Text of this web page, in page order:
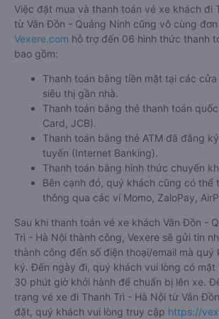
Việc đặt mua và thanh toán vé xe khách đi
từ Vân Đồn - Quảng Ninh cũng vô cùng
Vexere.com hỗ trợ đến 06 hình thức thanh
bao gồm:
Thanh toán bằng tiền mặt tại các
siêu thị gần nhà.
Thanh toán bằng thẻ thanh toán
Card, JCB).
Thanh toán bằng thẻ ATM đã đăng
tuyến (Internet Banking).
Thanh toán bằng hình thức chuyển
Bên cạnh đó, quý khách cũng có thể
thông qua các ví Momo, ZaloPay,
Sau khi thanh toán vé xe khách Vân Đồn -
Trì - Hà Nội thành công, Vexere sẽ gửi tin
thành công đến số điện thoại/email mà quý
ký. Đến ngày đi, quý khách vui lòng có
30 phút giờ khởi hành để chuẩn bị lên xe.
trạng vé xe đi Thanh Trì - Hà Nội từ Vân
đặt, quý khách vui lòng truy cập https://